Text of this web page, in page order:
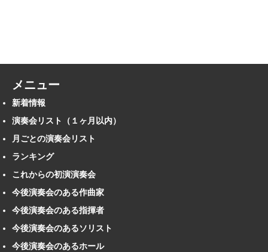
メニュー
新着情報
演奏会リスト（１ヶ月以内）
月ごとの演奏会リスト
ランキング
これからの初演演奏会
今後演奏会のある作曲家
今後演奏会のある指揮者
今後演奏会のあるソリスト
今後演奏会のあるホール